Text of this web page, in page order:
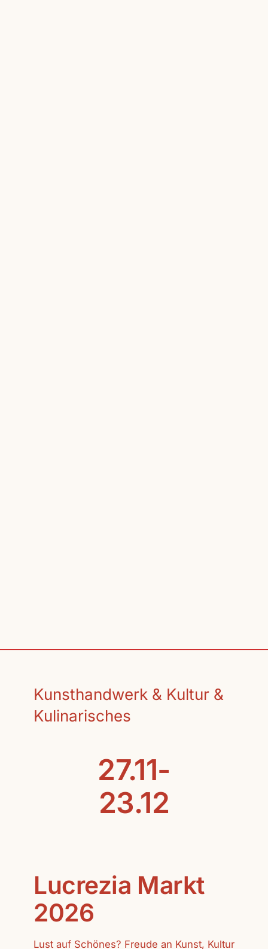
Kunsthandwerk & Kultur &
Kulinarisches
27.11-
23.12
Lucrezia Markt
2026
Lust auf Schönes? Freude an Kunst, Kultur